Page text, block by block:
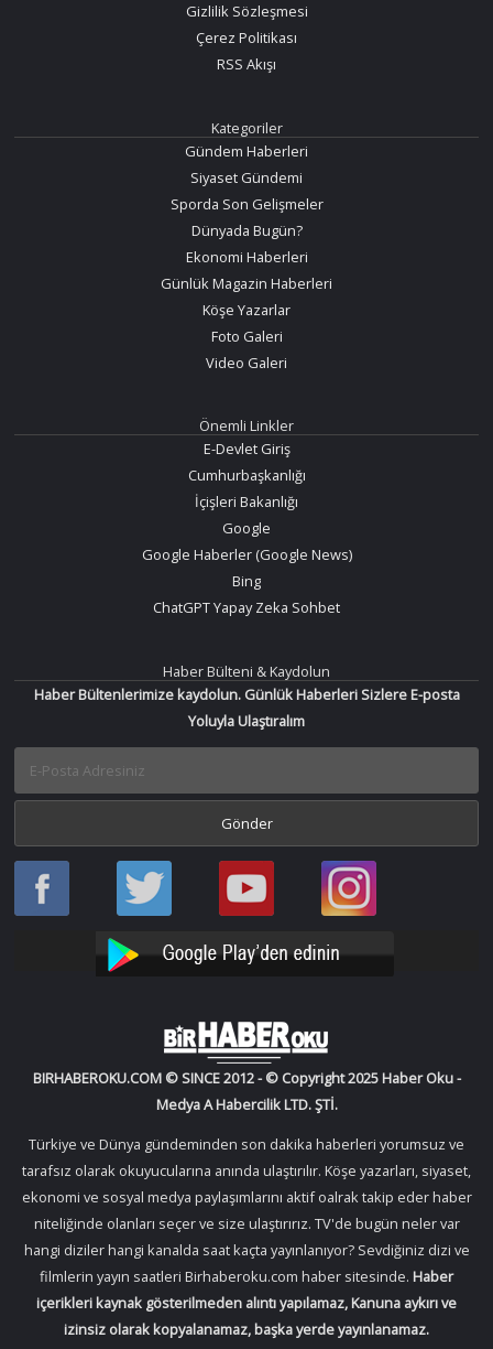
Gizlilik Sözleşmesi
Çerez Politikası
RSS Akışı
Kategoriler
Gündem Haberleri
Siyaset Gündemi
Sporda Son Gelişmeler
Dünyada Bugün?
Ekonomi Haberleri
Günlük Magazin Haberleri
Köşe Yazarlar
Foto Galeri
Video Galeri
Önemli Linkler
E-Devlet Giriş
Cumhurbaşkanlığı
İçişleri Bakanlığı
Google
Google Haberler (Google News)
Bing
ChatGPT Yapay Zeka Sohbet
Haber Bülteni & Kaydolun
Haber Bültenlerimize kaydolun. Günlük Haberleri Sizlere E-posta
Yoluyla Ulaştıralım
Haber
Oku
Haber
Oku
Bir
Haber
YouTube
Bir
Haber
Instagram
BIRHABEROKU.COM © SINCE 2012 - © Copyright 2025 Haber Oku -
Medya A Habercilik LTD. ŞTİ.
Türkiye ve Dünya gündeminden son dakika haberleri yorumsuz ve
tarafsız olarak okuyucularına anında ulaştırılır. Köşe yazarları, siyaset,
ekonomi ve sosyal medya paylaşımlarını aktif oalrak takip eder haber
niteliğinde olanları seçer ve size ulaştırırız. TV'de bugün neler var
hangi diziler hangi kanalda saat kaçta yayınlanıyor? Sevdiğiniz dizi ve
filmlerin yayın saatleri Birhaberoku.com haber sitesinde. Haber
içerikleri kaynak gösterilmeden alıntı yapılamaz, Kanuna aykırı ve
izinsiz olarak kopyalanamaz, başka yerde yayınlanamaz.